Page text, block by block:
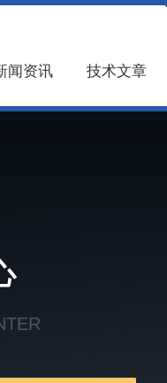
闻资讯 技术文章